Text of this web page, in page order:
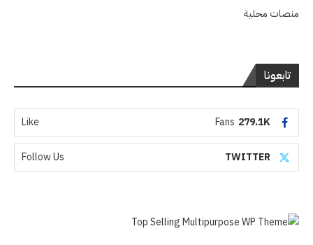
منصات محلية
تابعونا
279.1K
Fans
Like
TWITTER
Follow Us